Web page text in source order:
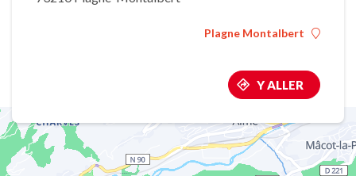
Plagne Montalbert
Y ALLER